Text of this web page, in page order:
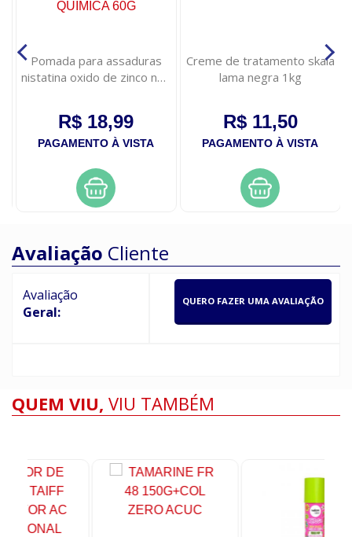
Pomada para assaduras
nistatina oxido de zinco neo
R$ 18,99
PAGAMENTO À VISTA
Creme de tratamento skala
lama negra 1kg
R$ 11,50
PAGAMENTO À VISTA
Avaliação Cliente
Avaliação
Geral:
QUERO FAZER UMA AVALIAÇÃO
QUEM VIU, VIU TAMBÉM